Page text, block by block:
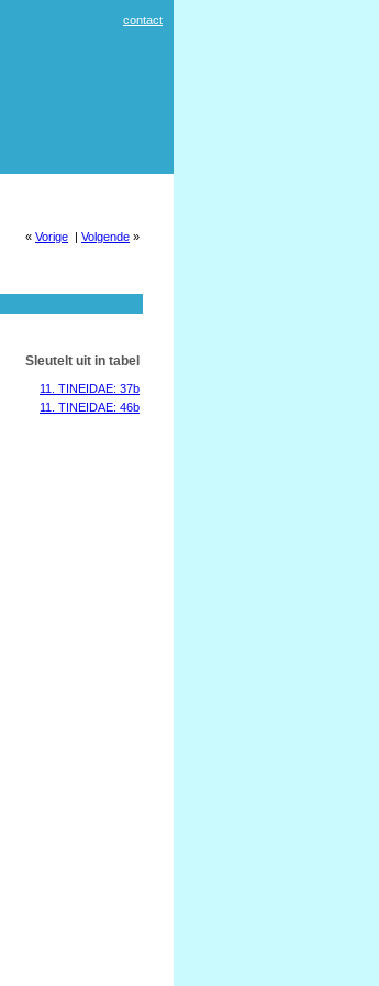
contact
« Vorige | Volgende »
Sleutelt uit in tabel
11. TINEIDAE: 37b
11. TINEIDAE: 46b